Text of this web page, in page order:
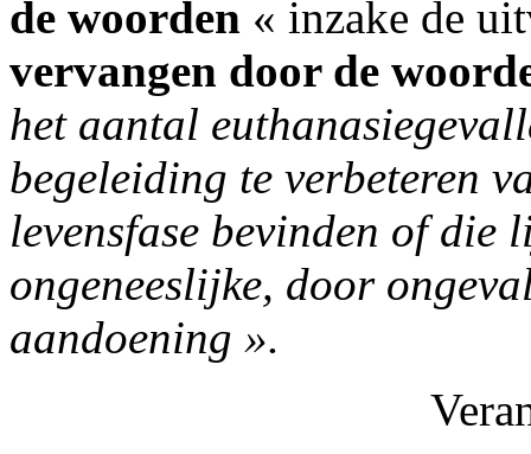
de woorden « inzake de
vervangen door de
het aantal
begeleiding te verbeteren
levensfase bevinden of die
ongeneeslijke, door
aandoening ».